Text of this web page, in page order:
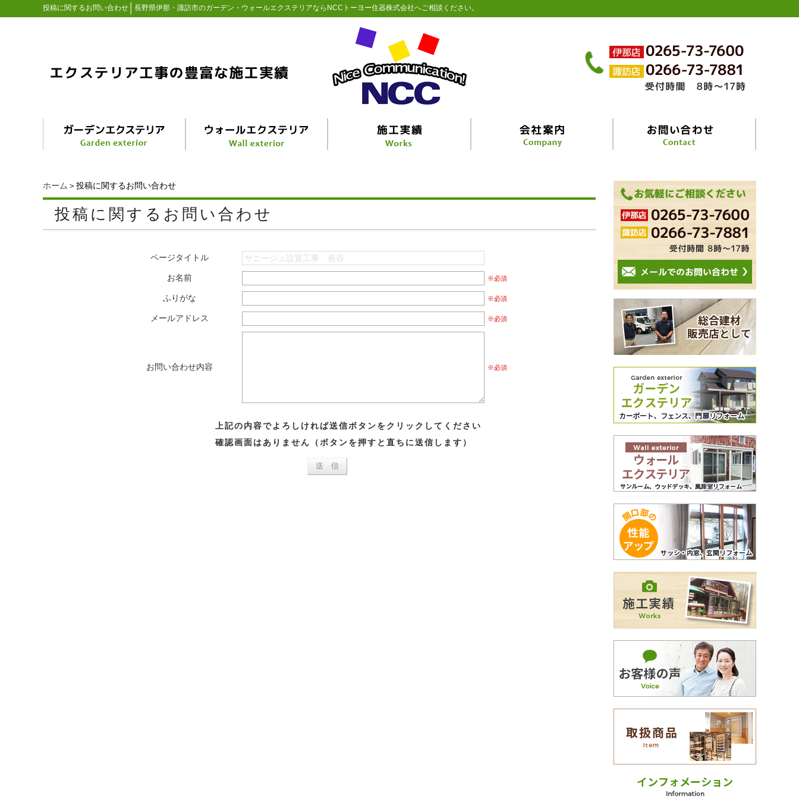
投稿に関するお問い合わせ 長野県伊那・諏訪市のガーデン・ウォールエクステリアならNCCトーヨー住器株式会社へご相談ください。
ホーム ＞投稿に関するお問い合わせ
投稿に関するお問い合わせ
ページタイトル
お名前 ※必須
ふりがな ※必須
メールアドレス ※必須
お問い合わせ内容 ※必須
上記の内容でよろしければ送信ボタンをクリックしてください
確認画面はありません（ボタンを押すと直ちに送信します）